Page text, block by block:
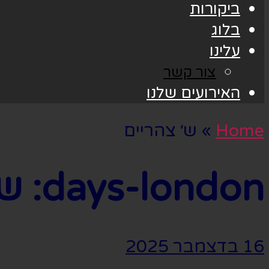
ביקורות
בלוג
עלינו
צור קשר
האירועים שלנו
Home
» ש׳ צהריים
days-london:
16 בדצמבר 2025